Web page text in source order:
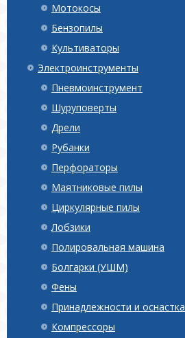
Мотокосы
Бензопилы
Культиваторы
Электроинструменты
Пневмоинструмент
Шуруповерты
Дрели
Рубанки
Перфораторы
Маятниковые пилы
Циркулярные пилы
Лобзики
Полировальная машина
Болгарки (УШМ)
Фены
Принадлежности и оснастка
Компрессоры